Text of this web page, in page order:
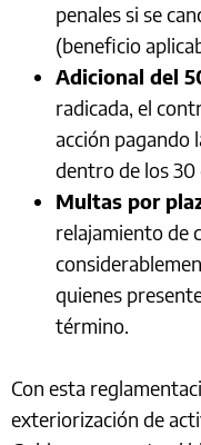
penales si se
(beneficio
Adicional del
radicada, el
acción pagando
dentro de los 30
Multas por
relajamiento de
quienes
término.
Con esta
exteriorización de